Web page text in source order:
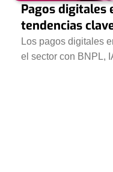
Pagos digitales
tendencias
Los pagos digitales
el sector con BNPL,